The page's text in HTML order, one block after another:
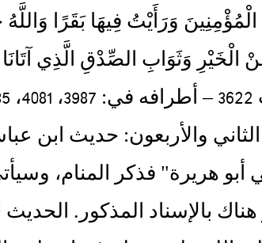
وَرَأَيْتُ فِيهَا بَقَرًا
الْخَيْرِ وَثَوَابِ الصِّدْقِ الَّذِي
والأربعون: حديث ابن
أبو هريرة" فذكر المنام،
بالإسناد المذكور.